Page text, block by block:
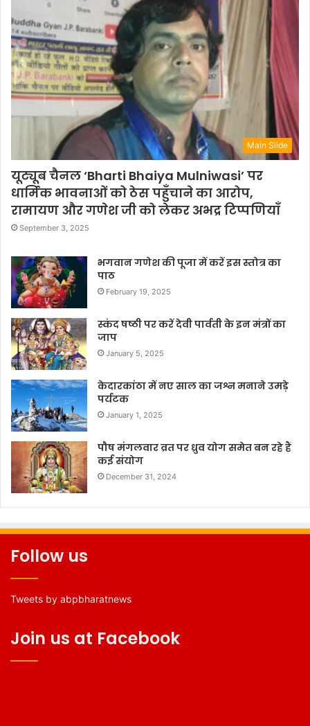
Main Slide
यूट्यूब चैनल ‘Bharti Bhaiya Mulniwasi’ पर
धार्मिक भावनाओं को ठेस पहुँचाने का आरोप,
रामायण और गणेश जी को लेकर अभद्र टिप्पणियाँ
September 3, 2025
भगवान गणेश की पूजा में करें इस स्तोत्र का
पाठ
February 19, 2025
स्कंद षष्ठी पर करें देवी पार्वती के इन मंत्रों का
जाप
January 5, 2025
केदारकांठा में नए साल का जश्न मनाने उमड़े
पर्यटक
January 1, 2025
पौष मंगलवार व्रत पर ध्रुव योग समेत बन रहे हैं
कई संयोग
December 31, 2024
Follow us
Tweets by abpbharatnews
Join us at Facebook